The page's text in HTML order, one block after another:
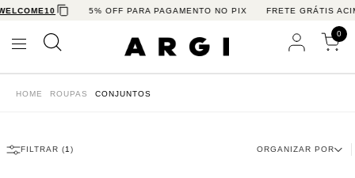
5% OFF PARA PAGAMENTO NO PIX FRETE GRÁTIS ACIMA DE
0
HOME ROUPAS CONJUNTOS
ORGANIZAR POR
FILTRAR (1 )